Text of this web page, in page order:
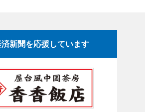
新聞を応援しています